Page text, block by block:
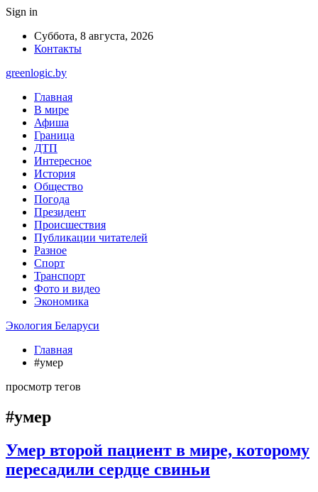
Sign in
Суббота, 8 августа, 2026
Контакты
greenlogic.by
Главная
В мире
Афиша
Граница
ДТП
Интересное
История
Общество
Погода
Президент
Происшествия
Публикации читателей
Разное
Спорт
Транспорт
Фото и видео
Экономика
Экология Беларуси
Главная
#умер
просмотр тегов
#умер
Умер второй пациент в мире, которому
пересадили сердце свиньи